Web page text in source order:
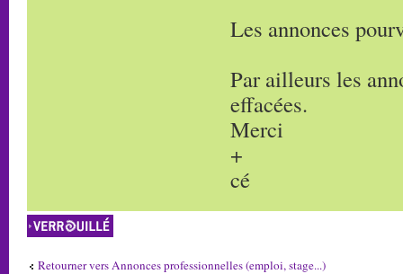
Les annonces
Par ailleurs les
effacées.
Merci
+
cé
Sujet verrouillé
Retourner vers Annonces professionnelles (emploi, stage...)